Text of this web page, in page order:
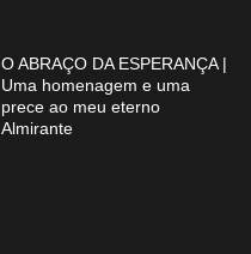
O ABRAÇO DA ESPERANÇA |
Uma homenagem e uma
prece ao meu eterno
Almirante